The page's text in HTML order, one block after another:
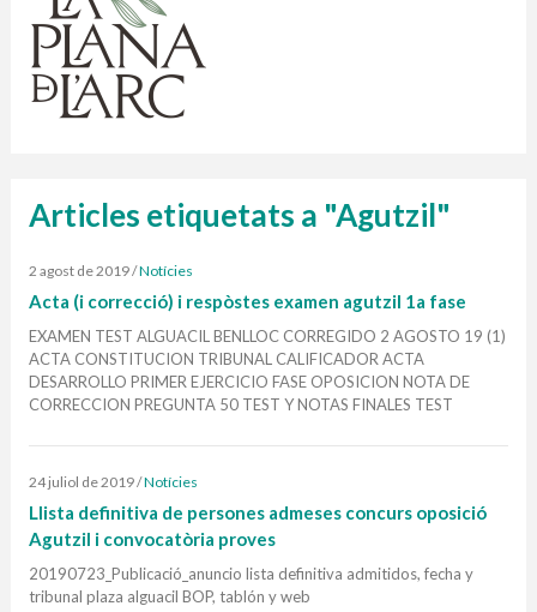
1 contenidors intel·ligents
Finançat per la Unió Europea – NextGenerationEU
Articles etiquetats a "Agutzil"
2 agost de 2019/Notícies
Acta (i correcció) i respòstes examen agutzil 1a fase
EXAMEN TEST ALGUACIL BENLLOC CORREGIDO 2 AGOSTO 19 (1)
ACTA CONSTITUCION TRIBUNAL CALIFICADOR ACTA
DESARROLLO PRIMER EJERCICIO FASE OPOSICION NOTA DE
CORRECCION PREGUNTA 50 TEST Y NOTAS FINALES TEST
24 juliol de 2019/Notícies
Llista definitiva de persones admeses concurs oposició
Agutzil i convocatòria proves
20190723_Publicació_anuncio lista definitiva admitidos, fecha y
tribunal plaza alguacil BOP, tablón y web